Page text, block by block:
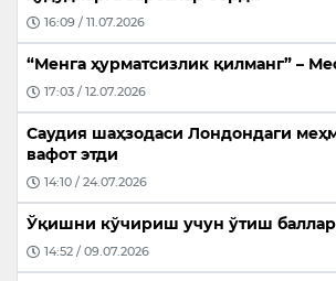
16:09 / 11.07.2026
“Менга ҳурматсизлик қилманг” –
17:03 / 12.07.2026
Саудия шаҳзодаси Лондондаги
вафот этди
14:10 / 24.07.2026
Ўқишни кўчириш учун ўтиш
14:52 / 09.07.2026